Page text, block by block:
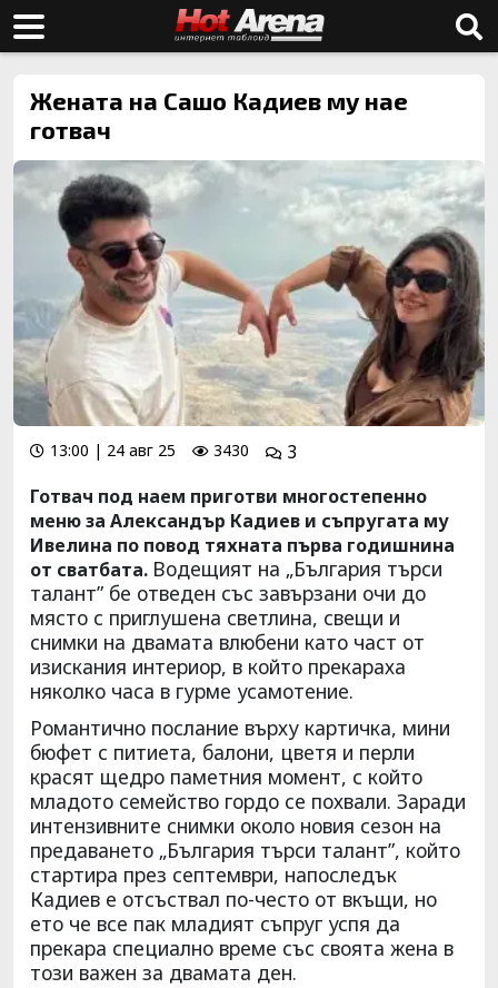
Жената на Сашо Кадиев му нае
готвач
13:00 | 24 авг 25 3430
3
Готвач под наем приготви многостепенно
меню за Александър Кадиев и съпругата му
Ивелина по повод тяхната първа годишнина
от сватбата. Водещият на „България търси
талант” бе отведен със завързани очи до
място с приглушена светлина, свещи и
снимки на двамата влюбени като част от
изискания интериор, в който прекараха
няколко часа в гурме усамотение.
Романтично послание върху картичка, мини
бюфет с питиета, балони, цветя и перли
красят щедро паметния момент, с който
младото семейство гордо се похвали. Заради
интензивните снимки около новия сезон на
предаването „България търси талант”, който
стартира през септември, напоследък
Кадиев е отсъствал по-често от вкъщи, но
ето че все пак младият съпруг успя да
прекара специално време със своята жена в
този важен за двамата ден.